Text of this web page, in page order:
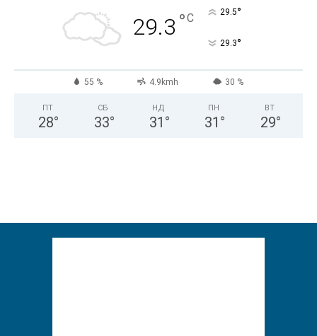
29.3 °C 29.5°
29.3°
55 % 4.9kmh 30 %
ПТ
28°
СБ
33°
НД
31 °
ПН
31 °
ВТ
29°